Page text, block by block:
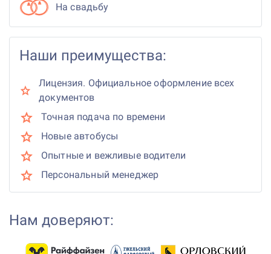
На свадьбу
Наши преимущества:
Лицензия. Официальное оформление всех
документов
Точная подача по времени
Новые автобусы
Опытные и вежливые водители
Персональный менеджер
Нам доверяют: